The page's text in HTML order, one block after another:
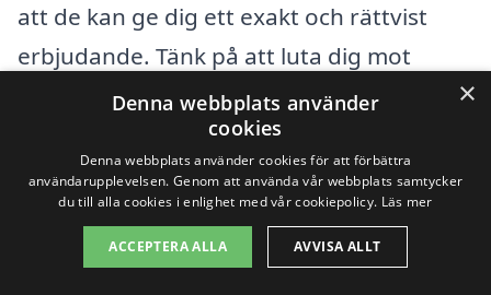
att de kan ge dig ett exakt och rättvist
erbjudande. Tänk på att luta dig mot
yrkeskunniga och seriösa aktörer när du
väljer företag, vilket kan säkerställa att du
får kvalitet och god service till ett rimligt
pris.
×
Denna webbplats använder
cookies
Denna webbplats använder cookies för att förbättra
användarupplevelsen. Genom att använda vår webbplats samtycker
du till alla cookies i enlighet med vår cookiepolicy. Läs mer
ACCEPTERA ALLA AVVISA ALLT